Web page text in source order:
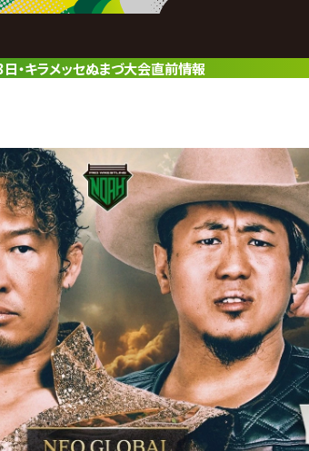
・キラメッセぬまづ大会直前情報